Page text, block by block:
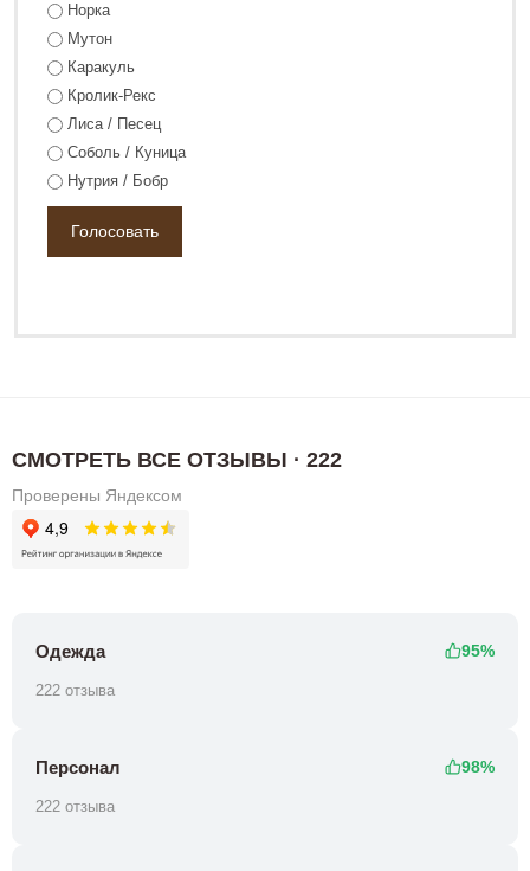
18 800 ₽
Норка
Мутон
Каракуль
Кролик-Рекс
Лиса / Песец
Соболь / Куница
Нутрия / Бобр
СМОТРЕТЬ ВСЕ ОТЗЫВЫ · 222
Проверены Яндексом
Одежда 95%
222 отзыва
Персонал 98%
222 отзыва